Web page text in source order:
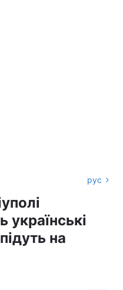
рус
українські
на